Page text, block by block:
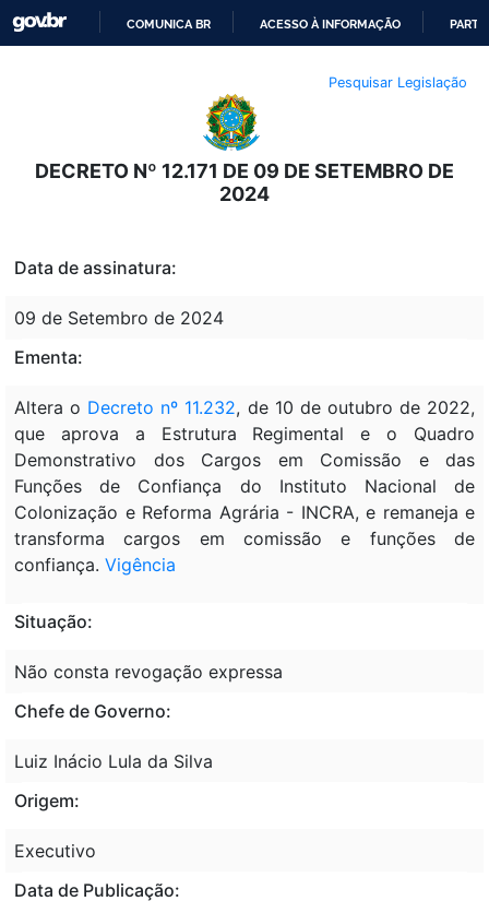
O
CONTEÚDO
COMUNICA BR ACESSO À INFORMAÇÃO
Pesquisar Legislação
DECRETO Nº 12.171 DE 09 DE SETEMBRO DE
2024
Data de assinatura:
09 de Setembro de 2024
Ementa:
Altera o Decreto nº 11.232, de 10 de outubro de 2022,
que aprova a Estrutura Regimental e o Quadro
Demonstrativo dos Cargos em Comissão e das
Funções de Confiança do Instituto Nacional de
Colonização e Reforma Agrária - INCRA, e remaneja e
transforma cargos em comissão e funções de
confiança. Vigência
Situação:
Não consta revogação expressa
Chefe de Governo:
Luiz Inácio Lula da Silva
Origem:
Executivo
Data de Publicação: